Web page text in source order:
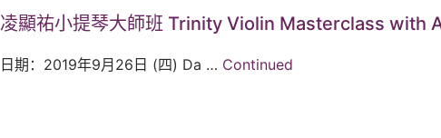
凌顯祐小提琴大師班 Trinity Violin Masterclass with
日期：2019年9月26日 (四) Da … Continued